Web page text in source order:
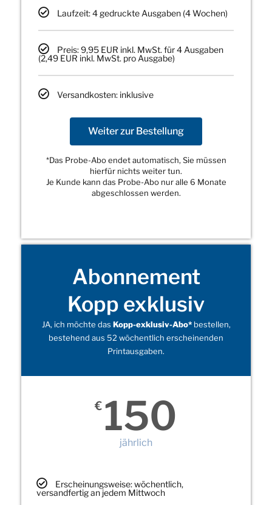
Laufzeit: 4 gedruckte Ausgaben (4 Wochen)
Preis: 9,95 EUR inkl. MwSt. für 4 Ausgaben
(2,49 EUR inkl. MwSt. pro Ausgabe)
Versandkosten: inklusive
Weiter zur Bestellung
*Das Probe-Abo endet automatisch, Sie müssen
hierfür nichts weiter tun.
Je Kunde kann das Probe-Abo nur alle 6 Monate
abgeschlossen werden.
Abonnement
Kopp exklusiv
JA, ich möchte das Kopp-exklusiv-Abo*bestellen,
bestehend aus 52 wöchentlich erscheinenden
Printausgaben.
€ 150
jährlich
Erscheinungsweise: wöchentlich,
versandfertig an jedem Mittwoch